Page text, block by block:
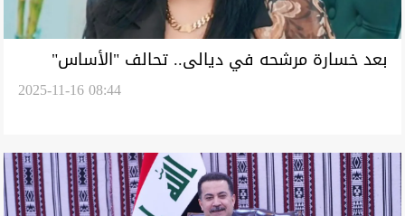
بعد خسارة مرشحه في ديالى.. تحالف "الأساس"
يتلقى ضربة ثانية بانشقاق "دريا خيرالله"2025-11-16 08:44